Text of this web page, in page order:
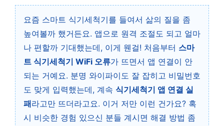
요즘 스마트 식기세척기를 들여서 삶의 질을 좀
높여볼까 했거든요. 앱으로 원격 조절도 되고 얼마
나 편할까 기대했는데, 이게 웬걸! 처음부터 스마
트 식기세척기 WiFi 오류가 뜨면서 앱 연결이 안
되는 거예요. 분명 와이파이도 잘 잡히고 비밀번호
도 맞게 입력했는데, 계속 식기세척기 앱 연결 실
패라고만 뜨더라고요. 이거 저만 이런 건가요? 혹
시 비슷한 경험 있으신 분들 계시면 해결 방법 좀